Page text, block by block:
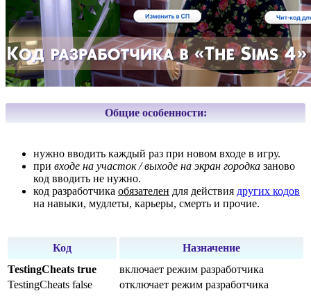
Общие особенности:
нужно вводить каждый раз при новом входе в игру.
при входе на участок / выходе на экран городка заново
код вводить не нужно.
код разработчика обязателен для действия других кодов
на навыки, мудлеты, карьеры, смерть и прочие.
Код
Назначение
TestingCheats true
включает режим разработчика
TestingCheats false
отключает режим разработчика